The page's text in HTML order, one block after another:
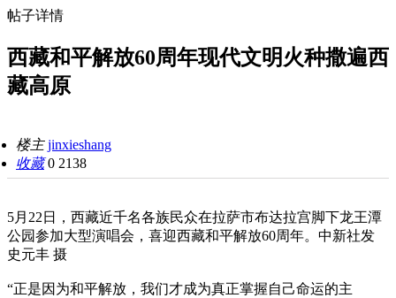
帖子详情
西藏和平解放60周年现代文明火种撒遍西
藏高原
楼主jinxieshang
收藏 0 2138
5月22日，西藏近千名各族民众在拉萨市布达拉宫脚下龙王潭
公园参加大型演唱会，喜迎西藏和平解放60周年。中新社发
史元丰 摄
“正是因为和平解放，我们才成为真正掌握自己命运的主